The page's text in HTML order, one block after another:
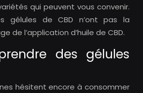
qui peuvent vous convenir.
gélules de CBD n’ont pas la
de l’application d’huile de CBD.
des gélules
hésitent encore à consommer